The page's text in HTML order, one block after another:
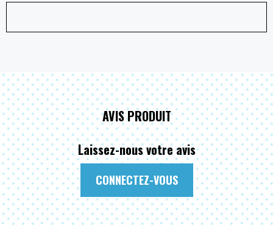
AVIS PRODUIT
Laissez-nous votre avis
CONNECTEZ-VOUS